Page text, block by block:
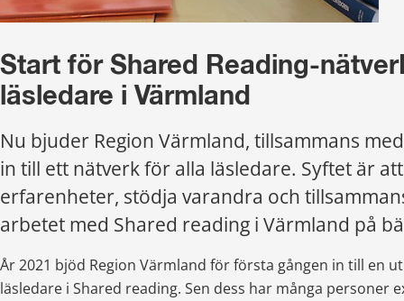
Start för Shared Reading-
läsledare i Värmland
Nu bjuder Region Värmland, tillsammans
in till ett nätverk för alla läsledare. Syftet är
erfarenheter, stödja varandra och
arbetet med Shared reading i Värmland på
År 2021 bjöd Region Värmland för första gången in till en
läsledare i Shared reading. Sen dess har många personer